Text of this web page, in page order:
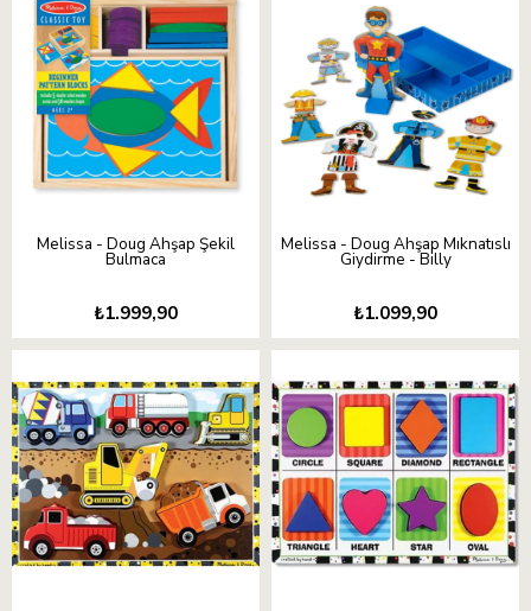
Melissa - Doug Ahşap Şekil
Bulmaca
₺1.999,90
Melissa - Doug Ahşap Mıknatıslı
Giydirme - Billy
₺1.099,90